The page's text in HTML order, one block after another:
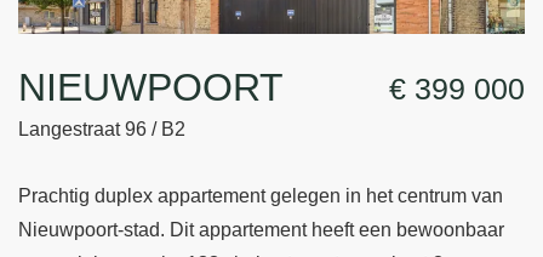
NIEUWPOORT
Langestraat 96 / B2
€ 399 000
Prachtig duplex appartement gelegen in het centrum van
Nieuwpoort-stad. Dit appartement heeft een bewoonbaar